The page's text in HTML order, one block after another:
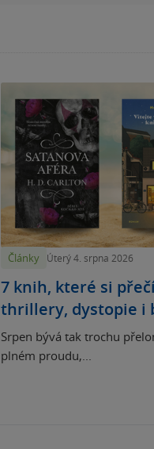
Články Úterý 4. srpna 2026
7 knih, které si
thrillery, dystopie i
Srpen bývá tak trochu
plném proudu,...